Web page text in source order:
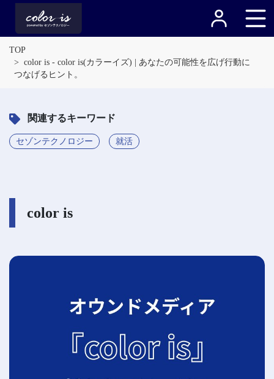
TOP
color is - color is(カラーイズ) | あなたの可能性を広げ行動に
つなげるヒント。
関連するキーワード
セゾンテクノロジー 就活
color is